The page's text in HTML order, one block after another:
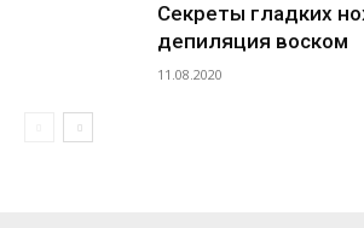
Секреты гладких
депиляция воском
11.08.2020